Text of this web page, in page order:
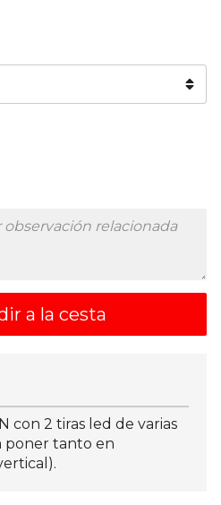
a la cesta
con 2 tiras led de varias
poner tanto en